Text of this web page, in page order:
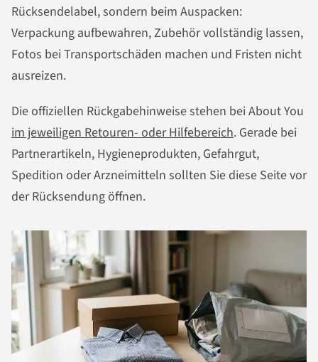
Rücksendelabel, sondern beim Auspacken:
Verpackung aufbewahren, Zubehör vollständig lassen,
Fotos bei Transportschäden machen und Fristen nicht
ausreizen.
Die offiziellen Rückgabehinweise stehen bei About You
im jeweiligen Retouren- oder Hilfebereich. Gerade bei
Partnerartikeln, Hygieneprodukten, Gefahrgut,
Spedition oder Arzneimitteln sollten Sie diese Seite vor
der Rücksendung öffnen.